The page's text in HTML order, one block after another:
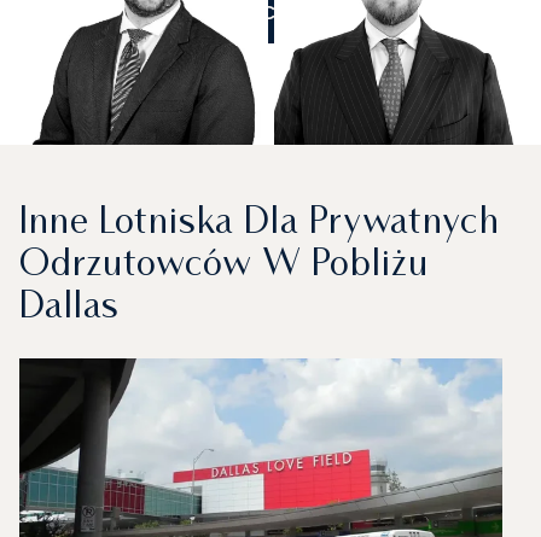
ZADZWOŃCIE DO NAS
Inne Lotniska Dla Prywatnych
Odrzutowców W Pobliżu
Dallas